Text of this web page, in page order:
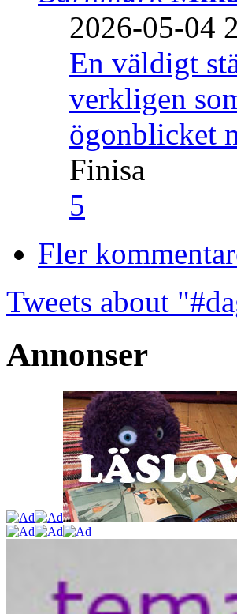
2026-05-04
En väldigt
verkligen
ögonblicket
Finisa
5
Fler
Tweets about
Annonser